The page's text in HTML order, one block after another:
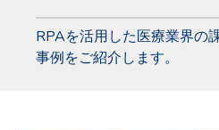
RPAを活用した医療業界の
事例をご紹介します。